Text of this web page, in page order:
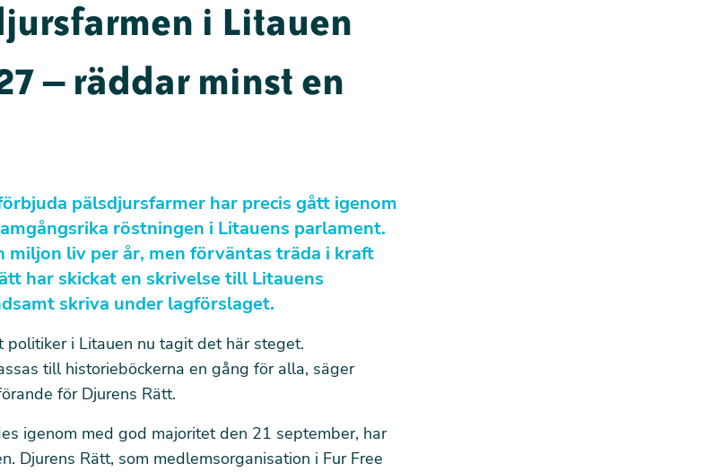
i Litauen
– räddar minst en
pälsdjursfarmer har precis gått igenom
röstningen i Litauens parlament.
miljon liv per år, men förväntas träda i kraft
har skickat en skrivelse till Litauens
skriva under lagförslaget.
i Litauen nu tagit det här steget.
till historieböckerna en gång för alla, säger
för Djurens Rätt.
igenom med god majoritet den 21 september, har
Djurens Rätt, som medlemsorganisation i Fur Free